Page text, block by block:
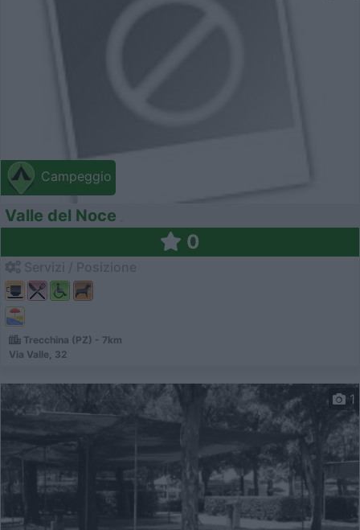
Campeggio
Valle del Noce
0
Trecchina (PZ) - 7km
Via Valle, 32
1